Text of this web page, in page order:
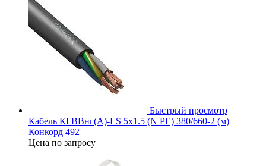
Быстрый просмотр
Кабель КГВВнг(А)-LS 5х1.5 (N PE) 380/660-2 (м)
Конкорд 492
Цена по запросу